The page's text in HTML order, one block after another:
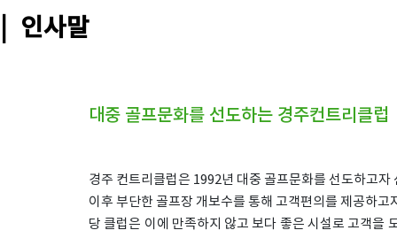
인사말
대중 골프문화를 선도하는 경주컨트리클럽
경주 컨트리클럽은 1992년 대중 골프문화를 선도하고
이후 부단한 골프장 개보수를 통해 고객편의를 제공하
당 클럽은 이에 만족하지 않고 보다 좋은 시설로 고객